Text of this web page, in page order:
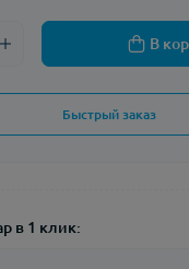
В
Быстрый заказ
в 1 клик: